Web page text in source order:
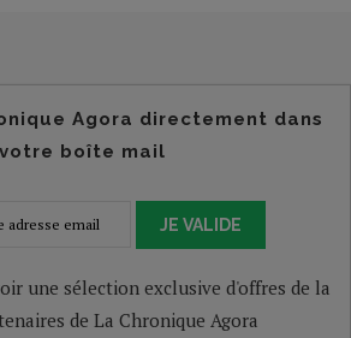
Agora directement dans
votre boîte mail
JE VALIDE
une sélection exclusive d'offres de la
de La Chronique Agora